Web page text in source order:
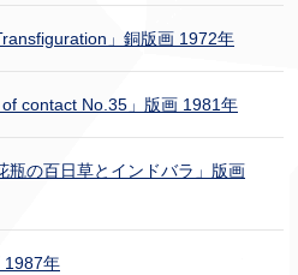
」銅版画 1972年
contact No.35」版画 1981年
瓶の百日草とインドバラ」版画
1987年